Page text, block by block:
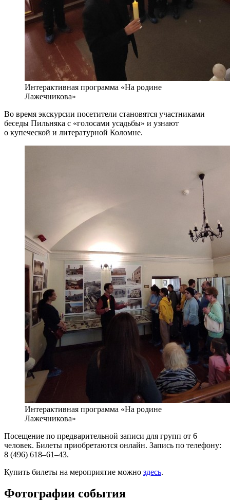
Интерактивная программа «На родине
Лажечникова»
Во время экскурсии посетители становятся участниками
беседы Пильняка с «голосами усадьбы» и узнают
о купеческой и литературной Коломне.
Интерактивная программа «На родине
Лажечникова»
Посещение по предварительной записи для групп от 6
человек. Билеты приобретаются онлайн. Запись по телефону:
8 (496) 618–61–43.
Купить билеты на мероприятие можно здесь.
Фотографии события